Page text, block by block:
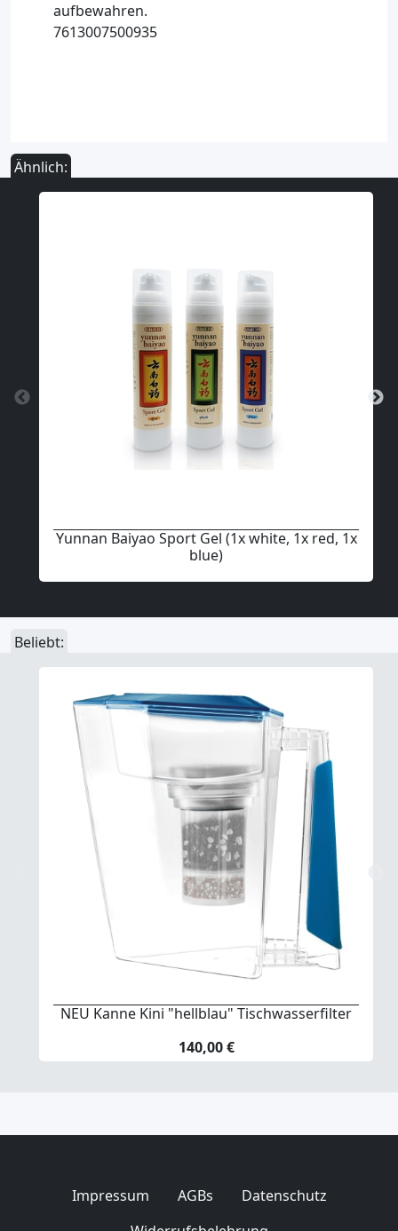
aufbewahren.
7613007500935
Ähnlich:
Yunnan Baiyao Sport Gel (1x white, 1x red, 1x
blue)
Beliebt:
NEU Kanne Kini "hellblau" Tischwasserfilter
140,00 €
Impressum AGBs
Datenschutz